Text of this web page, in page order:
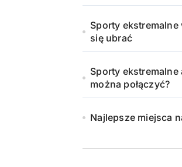
Sporty ekstremalne
się ubrać
Sporty
można połączyć?
Najlepsze miejsca